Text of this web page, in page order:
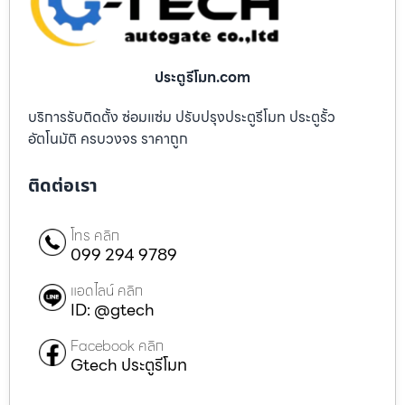
ประตูรีโมท.com
บริการรับติดตั้ง ซ่อมแซ่ม ปรับปรุงประตูรีโมท ประตูรั้ว
อัตโนมัติ ครบวงจร ราคาถูก
ติดต่อเรา
โทร คลิก
099 294 9789
แอดไลน์ คลิก
ID: @gtech
Facebook คลิก
Gtech ประตูรีโมท